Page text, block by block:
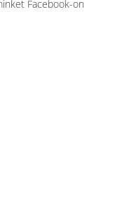
Facebook-on